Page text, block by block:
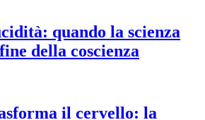
quando la scienza
della coscienza
il cervello: la